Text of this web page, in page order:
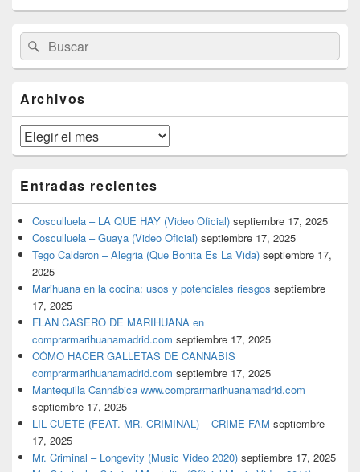
área
de
widget
lateral
primaria
Buscar
por:
Buscar
Archivos
Archivos
Entradas recientes
Cosculluela – LA QUE HAY (Video Oficial) septiembre 17, 2025
Cosculluela – Guaya (Video Oficial) septiembre 17, 2025
Tego Calderon – Alegria (Que Bonita Es La Vida) septiembre 17,
2025
Marihuana en la cocina: usos y potenciales riesgos septiembre
17, 2025
FLAN CASERO DE MARIHUANA en
comprarmarihuanamadrid.com septiembre 17, 2025
CÓMO HACER GALLETAS DE CANNABIS
comprarmarihuanamadrid.com septiembre 17, 2025
Mantequilla Cannábica www.comprarmarihuanamadrid.com
septiembre 17, 2025
LIL CUETE (FEAT. MR. CRIMINAL) – CRIME FAM septiembre
17, 2025
Mr. Criminal – Longevity (Music Video 2020) septiembre 17, 2025